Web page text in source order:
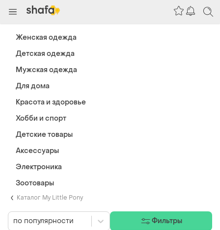
Каталог My Little Pony
по популярности Фильтры
Женская одежда
Детская одежда
Мужская одежда
Для дома
Красота и здоровье
Хобби и спорт
Детские товары
Аксессуары
Электроника
Зоотовары